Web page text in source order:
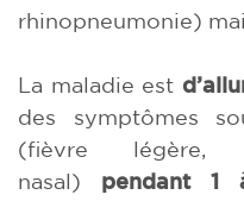
rhinopneumonie)
La maladie est
des symptômes
(fièvre légère,
nasal) pendant 1